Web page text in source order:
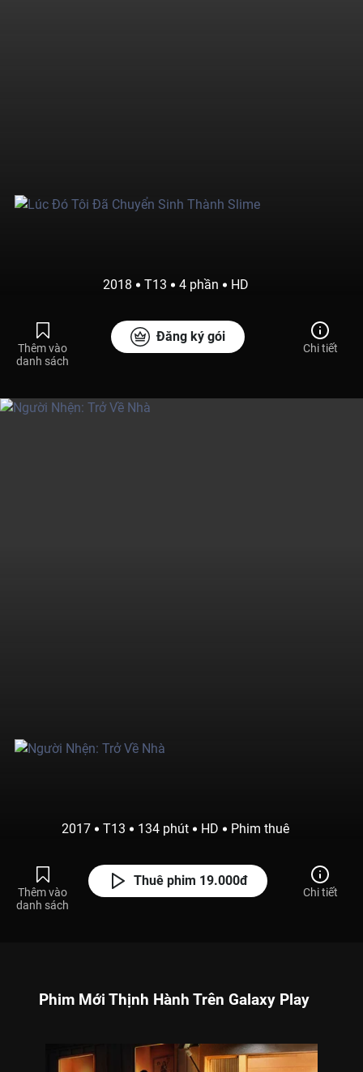
2018 T13 4 phần HD
Thêm vào
danh sách
Đăng ký gói
Chi tiết
2017 T13 134 phút HD Phim thuê
Thêm vào
danh sách
Thuê phim 19.000đ
Chi tiết
Phim Mới Thịnh Hành Trên Galaxy Play